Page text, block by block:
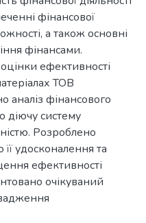
фінансової
а також основні
фінансами.
ефективності
ТОВ
аналіз фінансового
діючу систему
Розроблено
удосконалення та
ефективності
очікуваний